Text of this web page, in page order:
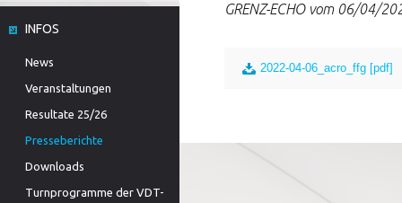
INFOS
News
Veranstaltungen
Resultate 25/26
Presseberichte
Downloads
Turnprogramme der VDT-
GRENZ-ECHO vom 06/04/
2022-04-06_acro_ffg [pdf]